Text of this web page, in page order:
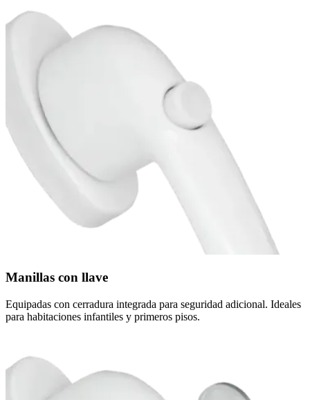
Manillas con llave
Equipadas con cerradura integrada para seguridad adicional. Ideales
para habitaciones infantiles y primeros pisos.